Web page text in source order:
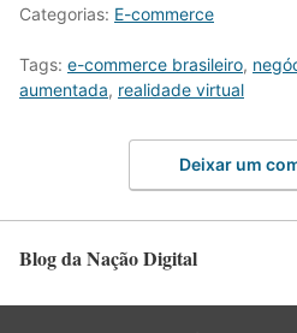
Categorias: E-commerce
Tags: e-commerce brasileiro,
aumentada, realidade virtual
Deixar um
Blog da Nação Digital